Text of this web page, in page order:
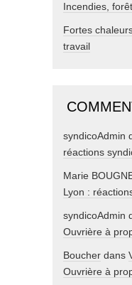
Incendies,
Fortes
travail
syndicoAdmin
réactions
Marie
Lyon :
syndicoAdmin
Ouvrière à
Boucher dans
Ouvrière à